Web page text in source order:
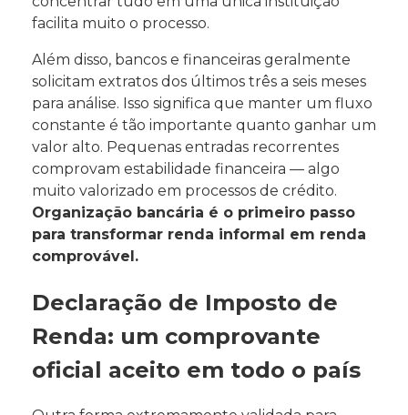
facilita muito o processo.
Além disso, bancos e financeiras geralmente
solicitam extratos dos últimos três a seis meses
para análise. Isso significa que manter um fluxo
constante é tão importante quanto ganhar um
valor alto. Pequenas entradas recorrentes
comprovam estabilidade financeira — algo
muito valorizado em processos de crédito.
Organização bancária é o primeiro passo
para transformar renda informal em renda
comprovável.
Declaração de Imposto de
Renda: um comprovante
oficial aceito em todo o país